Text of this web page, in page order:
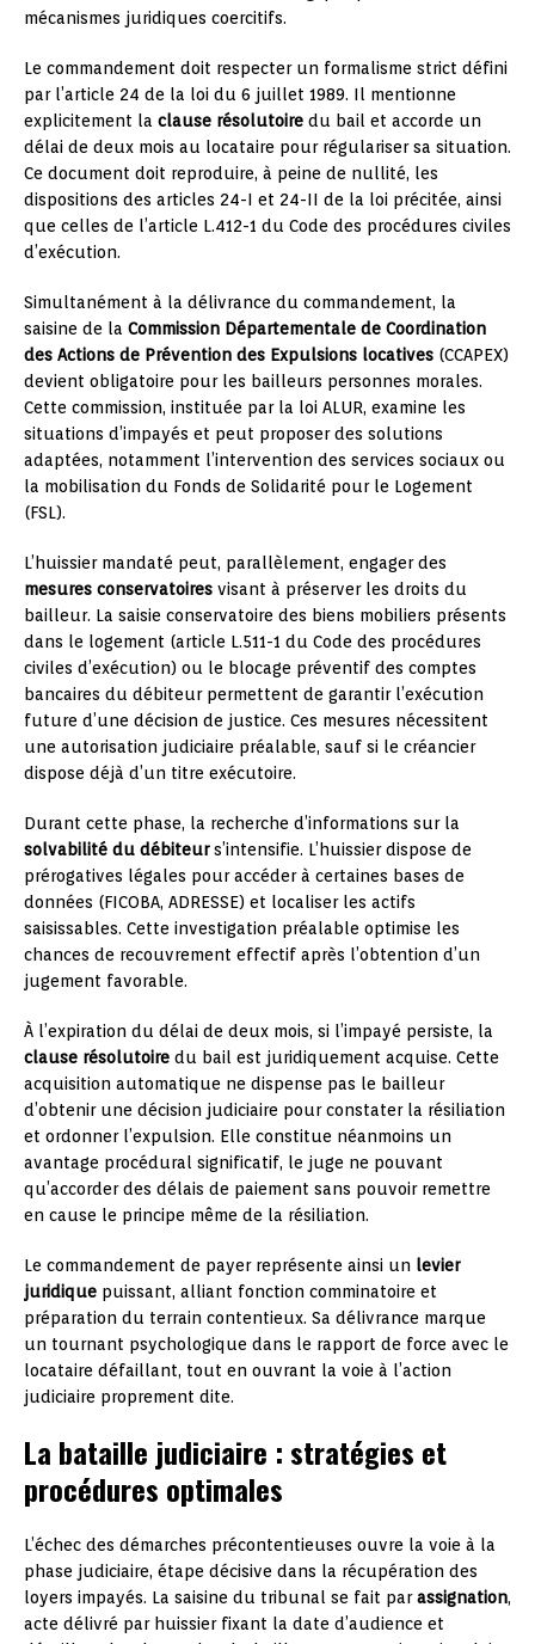
mécanismes juridiques coercitifs.
Le commandement doit respecter un formalisme strict défini
par l’article 24 de la loi du 6 juillet 1989. Il mentionne
explicitement la clause résolutoire du bail et accorde un
délai de deux mois au locataire pour régulariser sa situation.
Ce document doit reproduire, à peine de nullité, les
dispositions des articles 24-I et 24-II de la loi précitée, ainsi
que celles de l’article L.412-1 du Code des procédures civiles
d’exécution.
Simultanément à la délivrance du commandement, la
saisine de la Commission Départementale de Coordination
des Actions de Prévention des Expulsions locatives (CCAPEX)
devient obligatoire pour les bailleurs personnes morales.
Cette commission, instituée par la loi ALUR, examine les
situations d’impayés et peut proposer des solutions
adaptées, notamment l’intervention des services sociaux ou
la mobilisation du Fonds de Solidarité pour le Logement
(FSL).
L’huissier mandaté peut, parallèlement, engager des
mesures conservatoires visant à préserver les droits du
bailleur. La saisie conservatoire des biens mobiliers présents
dans le logement (article L.511-1 du Code des procédures
civiles d’exécution) ou le blocage préventif des comptes
bancaires du débiteur permettent de garantir l’exécution
future d’une décision de justice. Ces mesures nécessitent
une autorisation judiciaire préalable, sauf si le créancier
dispose déjà d’un titre exécutoire.
Durant cette phase, la recherche d’informations sur la
solvabilité du débiteurs’intensifie. L’huissier dispose de
prérogatives légales pour accéder à certaines bases de
données (FICOBA, ADRESSE) et localiser les actifs
saisissables. Cette investigation préalable optimise les
chances de recouvrement effectif après l’obtention d’un
jugement favorable.
À l’expiration du délai de deux mois, si l’impayé persiste, la
clause résolutoire du bail est juridiquement acquise. Cette
acquisition automatique ne dispense pas le bailleur
d’obtenir une décision judiciaire pour constater la résiliation
et ordonner l’expulsion. Elle constitue néanmoins un
avantage procédural significatif, le juge ne pouvant
qu’accorder des délais de paiement sans pouvoir remettre
en cause le principe même de la résiliation.
Le commandement de payer représente ainsi un levier
juridique puissant, alliant fonction comminatoire et
préparation du terrain contentieux. Sa délivrance marque
un tournant psychologique dans le rapport de force avec le
locataire défaillant, tout en ouvrant la voie à l’action
judiciaire proprement dite.
La bataille judiciaire : stratégies et
procédures optimales
L’échec des démarches précontentieuses ouvre la voie à la
phase judiciaire, étape décisive dans la récupération des
loyers impayés. La saisine du tribunal se fait parassignation,
acte délivré par huissier fixant la date d’audience et